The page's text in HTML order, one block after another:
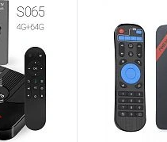
Под заказ
Купить в 1
В избранное